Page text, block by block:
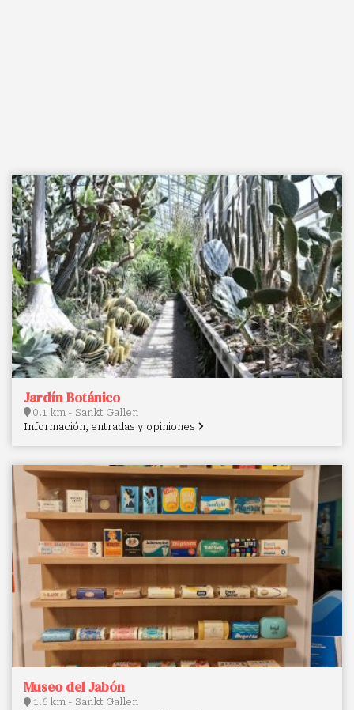
Jardín Botánico
0.1 km - Sankt Gallen
Información, entradas y opiniones
Museo del Jabón
1.6 km - Sankt Gallen